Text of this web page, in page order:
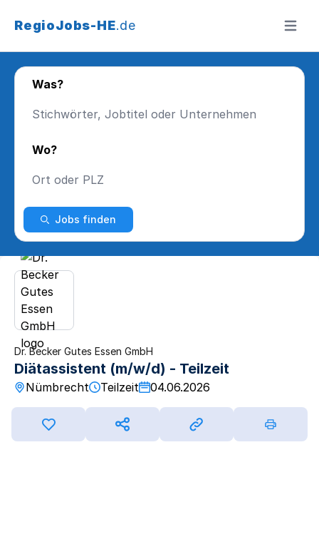
RegioJobs-HE.de Menü
Was?
Wo?
Jobs finden
Dr. Becker Gutes Essen GmbH
Diätassistent (m/w/d) - Teilzeit
Nümbrecht Teilzeit 04.06.2026